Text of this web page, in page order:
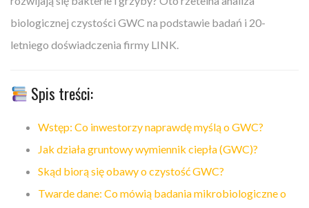
biologicznej czystości GWC na podstawie badań i 20-
letniego doświadczenia firmy LINK.
Spis treści:
Wstęp: Co inwestorzy naprawdę myślą o GWC?
Jak działa gruntowy wymiennik ciepła (GWC)?
Skąd biorą się obawy o czystość GWC?
Twarde dane: Co mówią badania mikrobiologiczne o